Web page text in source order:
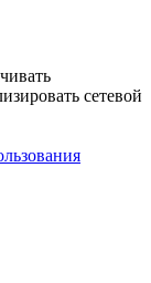
сетевой